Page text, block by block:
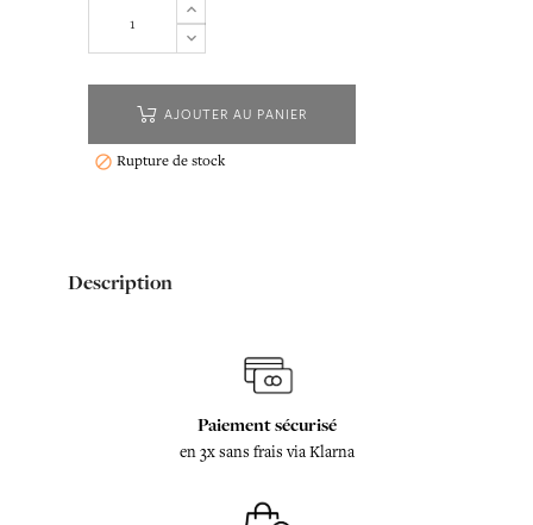
AJOUTER AU PANIER
 Rupture de stock
Description
Paiement sécurisé
en 3x sans frais via Klarna